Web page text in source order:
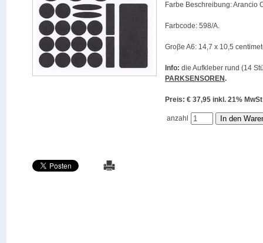
Farbe Beschreibung: Arancio
Farbcode: 598/A.
Groβe A6: 14,7 x 10,5
Info: die Aufkleber rund (14
PARKSENSOREN.
Preis: € 37,95 inkl. 21%
anzahl